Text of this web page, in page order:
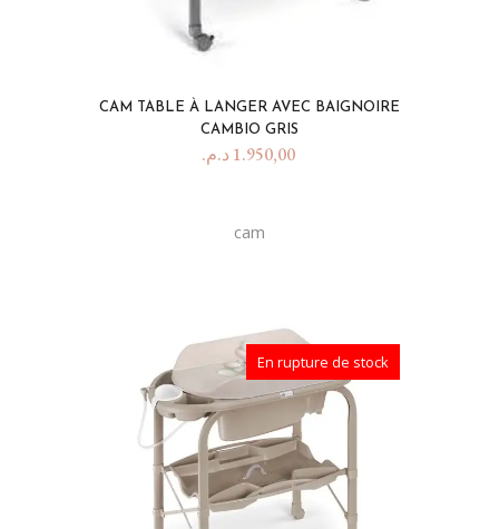
CAM TABLE À LANGER AVEC BAIGNOIRE
CAMBIO GRIS
1.950,00 د.م.
cam
En rupture de stock